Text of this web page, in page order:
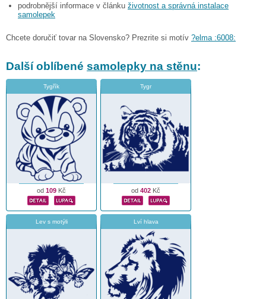
podrobnější informace v článku životnost a správná instalace
samolepek
Chcete doručiť tovar na Slovensko? Prezrite si motív ?elma :6008:
Další oblíbené samolepky na stěnu:
Tygřík
od 109 Kč
Tygr
od 402 Kč
Lev s motýli Lví hlava